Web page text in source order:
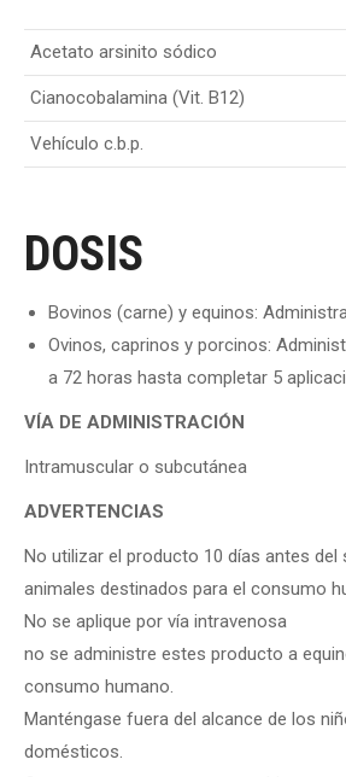
Acetato arsinito sódico
Cianocobalamina (Vit. B12)
Vehículo c.b.p.
DOSIS
Bovinos (carne) y equinos:
Ovinos, caprinos y porcinos:
a 72 horas hasta completar 5
VÍA DE ADMINISTRACIÓN
Intramuscular o subcutánea
ADVERTENCIAS
No utilizar el producto 10 días antes del
animales destinados para el consumo
No se aplique por vía intravenosa
no se administre estes producto a
consumo humano.
Manténgase fuera del alcance de los
domésticos.